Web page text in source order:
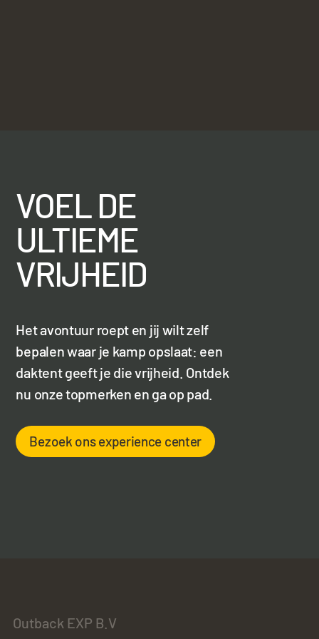
VOEL DE
ULTIEME
VRIJHEID
Het avontuur roept en jij wilt zelf
bepalen waar je kamp opslaat: een
daktent geeft je die vrijheid. Ontdek
nu onze topmerken en ga op pad.
Bezoek ons experience center
Outback EXP B.V